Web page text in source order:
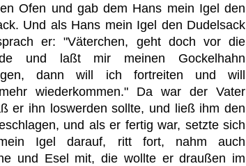
Ofen und gab dem Hans mein Igel den
Und als Hans mein Igel den Dudelsack
er: "Väterchen, geht doch vor die
und laßt mir meinen Gockelhahn
dann will ich fortreiten und will
wiederkommen." Da war der Vater
er ihn loswerden sollte, und ließ ihm den
und als er fertig war, setzte sich
Igel darauf, ritt fort, nahm auch
und Esel mit, die wollte er draußen im